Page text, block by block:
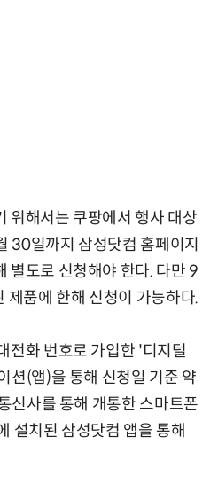
위해서는 쿠팡에서 행사 대상
30일까지 삼성닷컴 홈페이지
별도로 신청해야 한다. 다만 9
제품에 한해 신청이 가능하다.
전화 번호로 가입한 '디지털
션(앱)을 통해 신청일 기준 약
신사를 통해 개통한 스마트폰
설치된 삼성닷컴 앱을 통해